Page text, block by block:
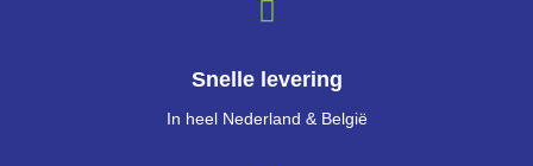
Snelle levering
In heel Nederland & België